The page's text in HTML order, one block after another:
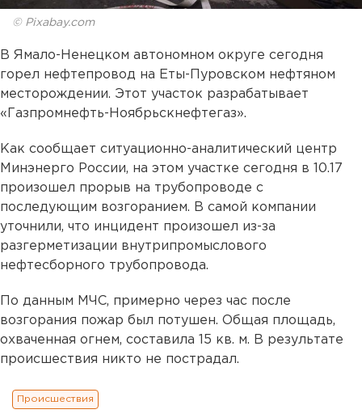
© Pixabay.com
В Ямало-Ненецком автономном округе сегодня
горел нефтепровод на Еты-Пуровском нефтяном
месторождении. Этот участок разрабатывает
«Газпромнефть-Ноябрьскнефтегаз».
Как сообщает ситуационно-аналитический центр
Минэнерго России, на этом участке сегодня в 10.17
произошел прорыв на трубопроводе с
последующим возгоранием. В самой компании
уточнили, что инцидент произошел из-за
разгерметизации внутрипромыслового
нефтесборного трубопровода.
По данным МЧС, примерно через час после
возгорания пожар был потушен. Общая площадь,
охваченная огнем, составила 15 кв. м. В результате
происшествия никто не пострадал.
Происшествия